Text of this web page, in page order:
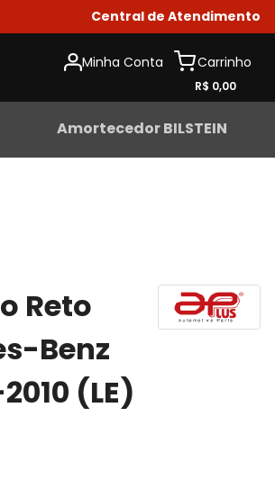
Central de Atendimento
Minha Conta
R$ 0,00
Amortecedor BILSTEIN
Reto
Benz
(LE)